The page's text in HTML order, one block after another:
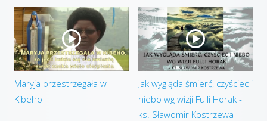
Maryja przestrzegała w
Kibeho
Jak wygląda śmierć, czyściec i
niebo wg wizji Fulli Horak -
ks. Sławomir Kostrzewa